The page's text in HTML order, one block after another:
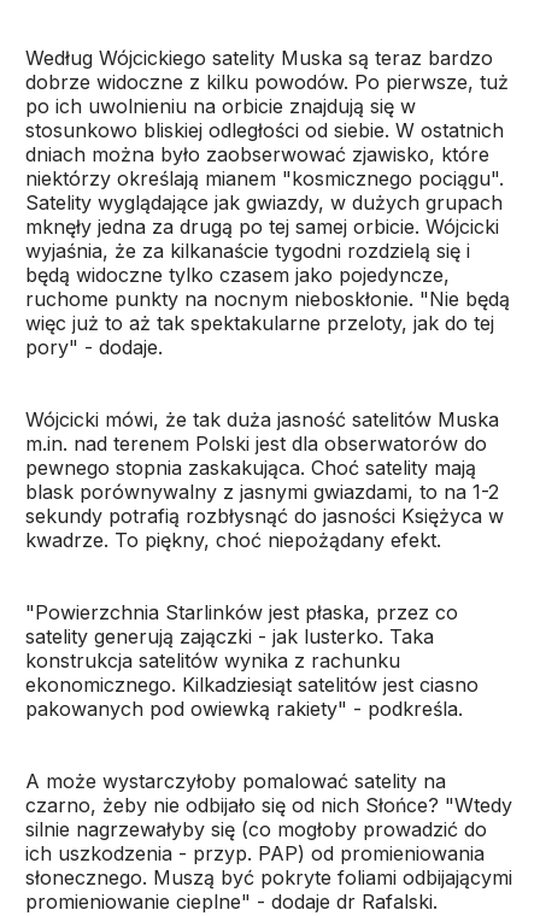
Według Wójcickiego satelity Muska są teraz bardzo
dobrze widoczne z kilku powodów. Po pierwsze, tuż
po ich uwolnieniu na orbicie znajdują się w
stosunkowo bliskiej odległości od siebie. W ostatnich
dniach można było zaobserwować zjawisko, które
niektórzy określają mianem "kosmicznego pociągu".
Satelity wyglądające jak gwiazdy, w dużych grupach
mknęły jedna za drugą po tej samej orbicie. Wójcicki
wyjaśnia, że za kilkanaście tygodni rozdzielą się i
będą widoczne tylko czasem jako pojedyncze,
ruchome punkty na nocnym nieboskłonie. "Nie będą
więc już to aż tak spektakularne przeloty, jak do tej
pory" - dodaje.
Wójcicki mówi, że tak duża jasność satelitów Muska
m.in. nad terenem Polski jest dla obserwatorów do
pewnego stopnia zaskakująca. Choć satelity mają
blask porównywalny z jasnymi gwiazdami, to na 1-2
sekundy potrafią rozbłysnąć do jasności Księżyca w
kwadrze. To piękny, choć niepożądany efekt.
"Powierzchnia Starlinków jest płaska, przez co
satelity generują zajączki - jak lusterko. Taka
konstrukcja satelitów wynika z rachunku
ekonomicznego. Kilkadziesiąt satelitów jest ciasno
pakowanych pod owiewką rakiety" - podkreśla.
A może wystarczyłoby pomalować satelity na
czarno, żeby nie odbijało się od nich Słońce? "Wtedy
silnie nagrzewałyby się (co mogłoby prowadzić do
ich uszkodzenia - przyp. PAP) od promieniowania
słonecznego. Muszą być pokryte foliami odbijającymi
promieniowanie cieplne" - dodaje dr Rafalski.